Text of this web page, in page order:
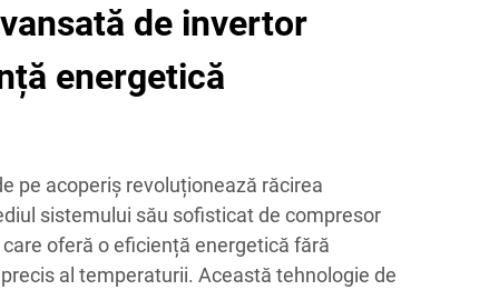
de invertor
energetică
pe acoperiș revoluționează răcirea
sistemului său sofisticat de compresor
oferă o eficiență energetică fără
al temperaturii. Această tehnologie de